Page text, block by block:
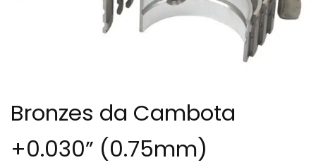
Bronzes da Cambota
+0.030” (0.75mm)